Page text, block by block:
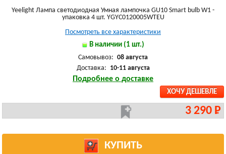
Yeelight Лампа светодиодная Умная лампочка GU10 Smart bulb W1 -
упаковка 4 шт. YGYC0120005WTEU
Посмотреть все характеристики
В наличии (1 шт.)
Самовывоз: 08 августа
Доставка: 10-11 августа
Подробнее о доставке
ХОЧУ ДЕШЕВЛЕ
3 290 Р
КУПИТЬ